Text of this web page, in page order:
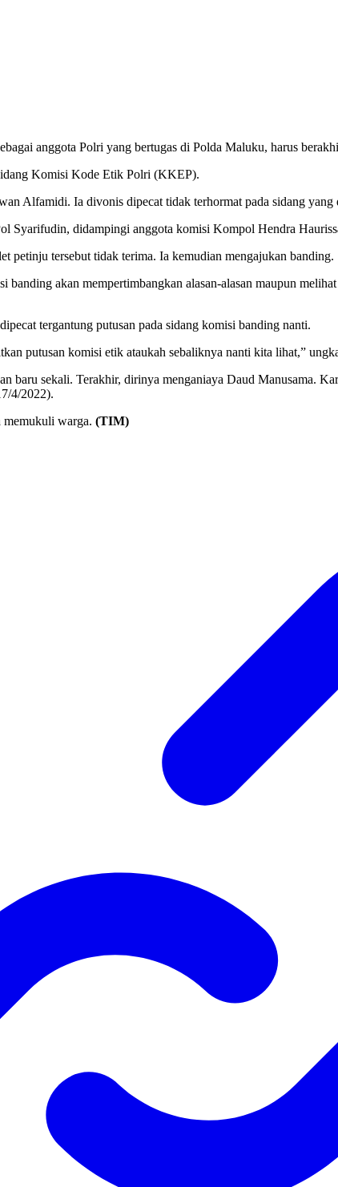
anggota Polri yang bertugas di Polda Maluku, harus
Komisi Kode Etik Polri (KKEP).
Alfamidi. Ia divonis dipecat tidak terhormat pada sidang
Syarifudin, didampingi anggota komisi Kompol Hendra
petinju tersebut tidak terima. Ia kemudian mengajukan banding.
akan mempertimbangkan alasan-alasan maupun
tergantung putusan pada sidang komisi banding nanti.
putusan komisi etik ataukah sebaliknya nanti kita lihat,”
baru sekali. Terakhir, dirinya menganiaya Daud Manusama.
4/2022).
memukuli warga. (TIM)